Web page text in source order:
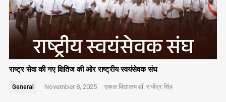
राष्ट्र सेवा की नए क्षितिज की ओर राष्ट्रीय स्वयंसेवक संघ
General November 8, 2025 एकल विद्यालयडॉ. राजेंद्र सिंह